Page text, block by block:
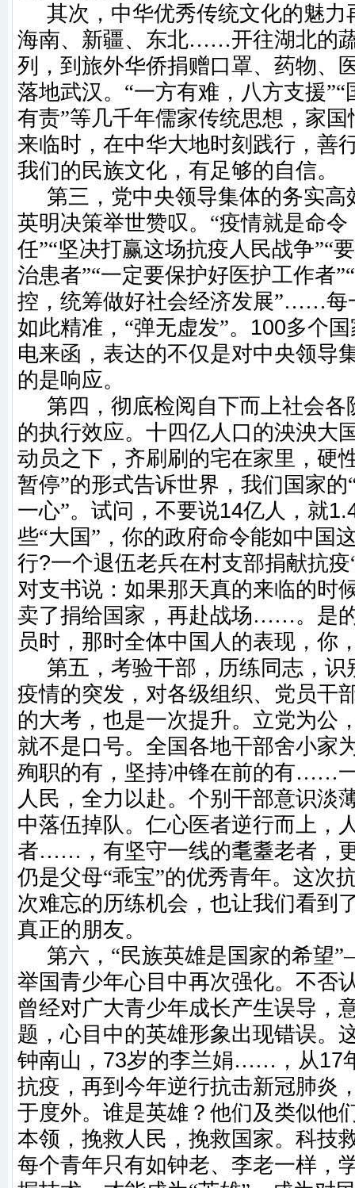
其次，中华优秀传统文化的魅力
海南、新疆、东北……开往湖北的
列，到旅外华侨捐赠口罩、药物、
落地武汉。“一方有难，八方支援
有责”等几千年儒家传统思想，家
来临时，在中华大地时刻践行，善
我们的民族文化，有足够的自信。
第三， 党中央领导集体的务实高
英明决策举世赞叹。 “疫情就是命
任”“坚决打赢这场抗疫人民战争”“
治患者”“一定要保护好医护工作者
控，统筹做好社会经济发展”……每
如此精准，“弹无虚发”。 100多个
电来函，表达的不仅是对中央领导
的是响应。
第四，彻底检阅自下而上社会各
的执行效应。十四亿人口的泱泱大
动员之下，齐刷刷的宅在家里，硬
暂停”的形式告诉世界，我们国家的
一心”。试问，不要说14亿人，就
些“大国”，你的政府命令能如中国
行?一个退伍老兵在村支部捐献抗
对支书说：如果那天真的来临的时
卖了捐给国家，再赴战场……。是
员时，那时全体中国人的表现，你
第五，考验干部，历练同志，识
疫情的突发，对各级组织、党员干
的大考，也是一次提升。立党为公
就不是口号。全国各地干部舍小家
殉职的有，坚持冲锋在前的有……一
人民，全力以赴。个别干部意识淡
中落伍掉队。仁心医者逆行而上，
者……，有坚守一线的耄耋老者，
仍是父母“乖宝”的优秀青年。这次
次难忘的历练机会，也让我们看到
真正的朋友。
第六， “民族英雄是国家的希望
举国青少年心目中再次强化。不否
曾经对广大青少年成长产生误导，
题，心目中的英雄形象出现错误。
钟南山， 73岁的李兰娟……，从17
抗疫，再到今年逆行抗击新冠肺炎
于度外。谁是英雄？他们及类似
本领，挽救人民，挽救国家。科技
每个青年只有如钟老、李老一样，